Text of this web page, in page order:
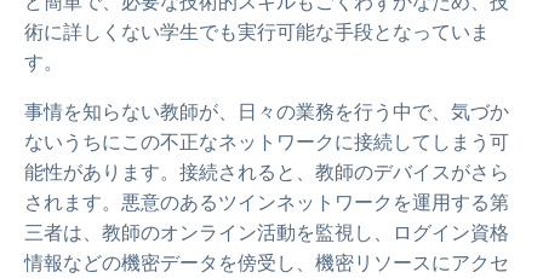
術に詳しくない学生でも実行可能な手段となっていま
す。
事情を知らない教師が、日々の業務を行う中で、気づか
ないうちにこの不正なネットワークに接続してしまう可
能性があります。接続されると、教師のデバイスがさら
されます。悪意のあるツインネットワークを運用する第
三者は、教師のオンライン活動を監視し、ログイン資格
情報などの機密データを傍受し、機密リソースにアクセ